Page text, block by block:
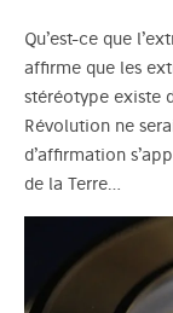
Qu’est-ce que
affirme que les
stéréotype existe
Révolution ne
d’affirmation
de la Terre…